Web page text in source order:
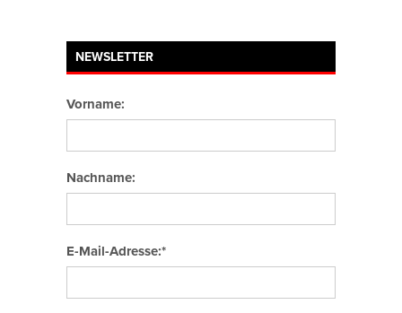
NEWSLETTER
Vorname:
Nachname:
E-Mail-Adresse:*